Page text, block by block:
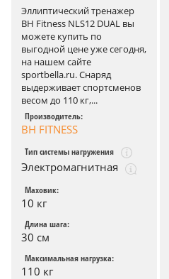
Эллиптический тренажер
BH Fitness NLS12 DUAL вы
можете купить по
выгодной цене уже сегодня,
на нашем сайте
sportbella.ru. Снаряд
выдерживает спортсменов
весом до 110 кг,...
Производитель:
BH FITNESS
Тип системы нагружения
Электромагнитная
Маховик:
10 кг
Длина шага:
30 см
Максимальная нагрузка:
110 кг